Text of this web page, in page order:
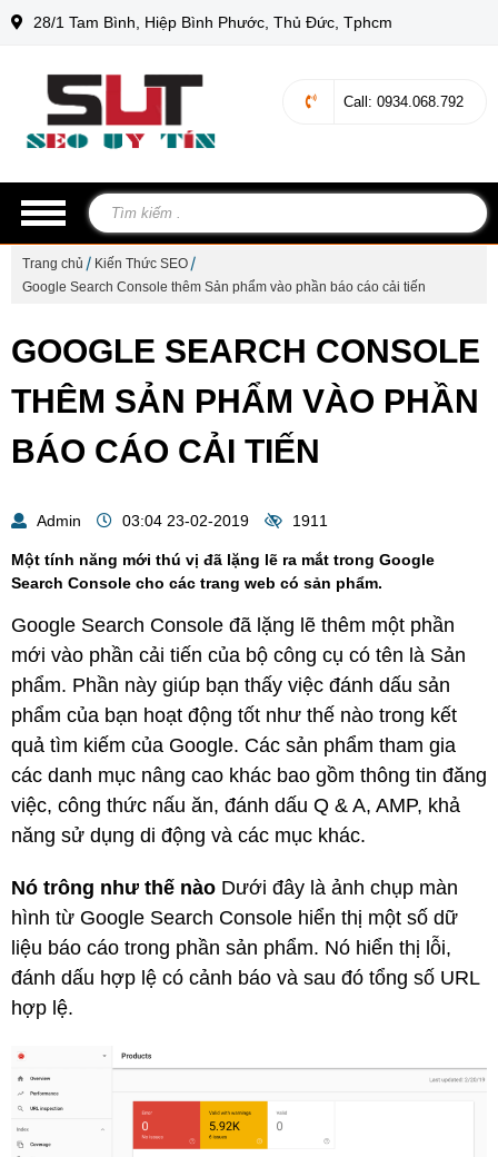
Trang chủ
Kiến Thức SEO
Google Search Console thêm Sản phẩm vào phần báo cáo cải tiến
GOOGLE SEARCH CONSOLE
THÊM SẢN PHẨM VÀO PHẦN
BÁO CÁO CẢI TIẾN
Admin 03:04 23-02-2019 1911
Một tính năng mới thú vị đã lặng lẽ ra mắt trong Google
Search Console cho các trang web có sản phẩm.
Google Search Console đã lặng lẽ thêm một phần
mới vào phần cải tiến của bộ công cụ có tên là Sản
phẩm. Phần này giúp bạn thấy việc đánh dấu sản
phẩm của bạn hoạt động tốt như thế nào trong kết
quả tìm kiếm của Google. Các sản phẩm tham gia
các danh mục nâng cao khác bao gồm thông tin đăng
việc, công thức nấu ăn, đánh dấu Q & A, AMP, khả
năng sử dụng di động và các mục khác.
Nó trông như thế nào Dưới đây là ảnh chụp màn
hình từ Google Search Console hiển thị một số dữ
liệu báo cáo trong phần sản phẩm. Nó hiển thị lỗi,
đánh dấu hợp lệ có cảnh báo và sau đó tổng số URL
hợp lệ.
28/1 Tam Bình, Hiệp Bình Phước, Thủ Đức, Tphcm
Call : 0934.068.792